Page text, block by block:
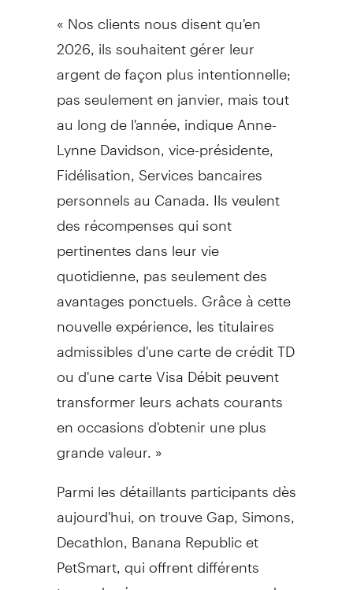
« Nos clients nous disent qu'en
2026, ils souhaitent gérer leur
argent de façon plus intentionnelle;
pas seulement en janvier, mais tout
au long de l'année, indique Anne-
Lynne Davidson, vice-présidente,
Fidélisation, Services bancaires
personnels au Canada . Ils veulent
des récompenses qui sont
pertinentes dans leur vie
quotidienne, pas seulement des
avantages ponctuels. Grâce à cette
nouvelle expérience, les titulaires
admissibles d'une carte de crédit TD
ou d'une carte Visa Débit peuvent
transformer leurs achats courants
en occasions d'obtenir une plus
grande valeur. »
Parmi les détaillants participants dès
aujourd'hui, on trouve Gap, Simons,
Decathlon, Banana Republic et
PetSmart, qui offrent différents